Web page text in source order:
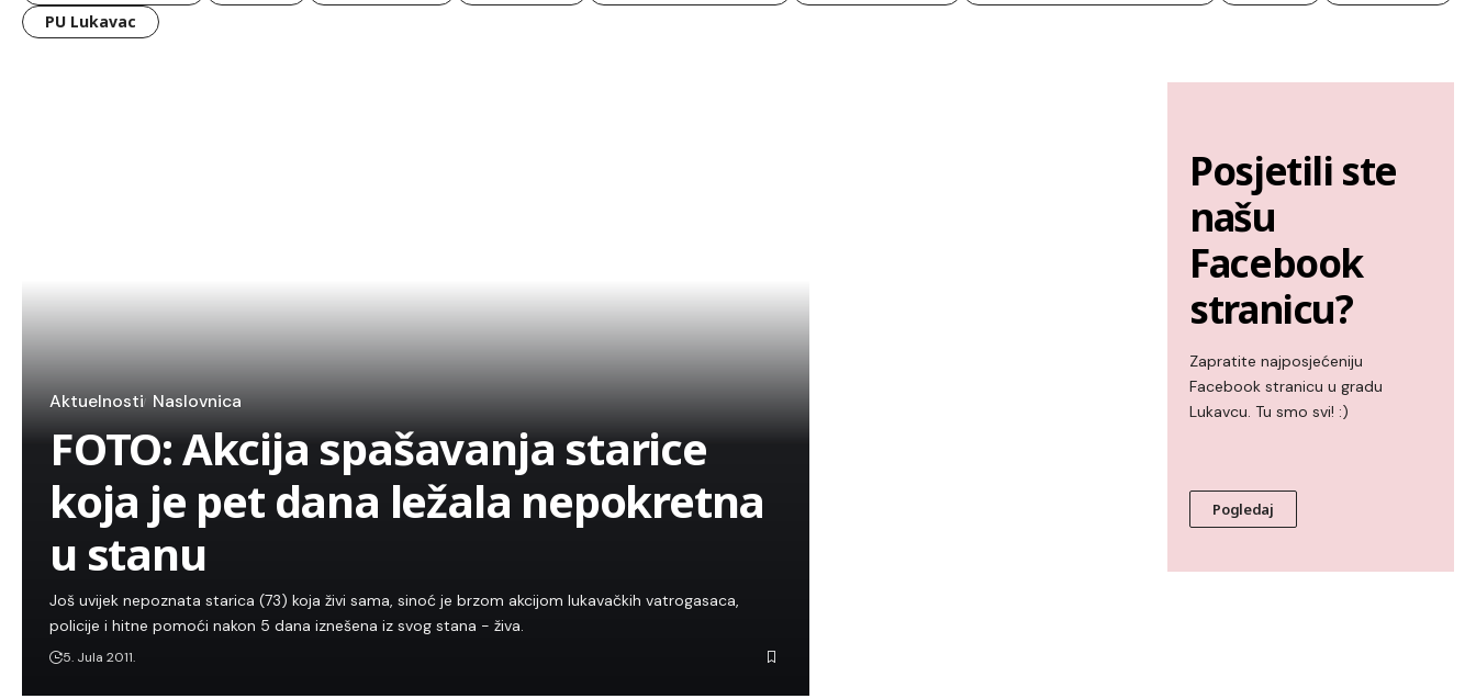
PU Lukavac
Aktuelnosti Naslovnica
FOTO: Akcija spašavanja starice
koja je pet dana ležala nepokretna
u stanu
Još uvijek nepoznata starica (73) koja živi sama, sinoć je brzom akcijom lukavačkih vatrogasaca,
policije i hitne pomoći nakon 5 dana iznešena iz svog stana - živa.
5. Jula 2011.
Posjetili ste
našu
Facebook
stranicu?
Zapratite najposjećeniju
Facebook stranicu u gradu
Lukavcu. Tu smo svi! :)
Pogledaj